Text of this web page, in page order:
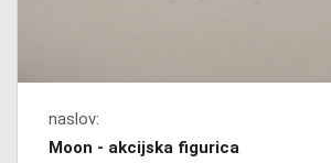
naslov:
Moon - akcijska figurica